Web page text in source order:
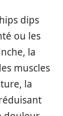
dips
ou les
la
muscles
la